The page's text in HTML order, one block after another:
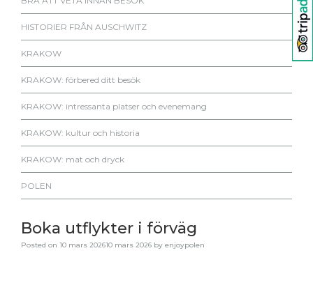
HISTORIER FRÅN AUSCHWITZ
KRAKOW
KRAKOW: förbered ditt besök
KRAKOW: intressanta platser och evenemang
KRAKOW: kultur och historia
KRAKOW: mat och dryck
POLEN
Boka utflykter i förväg
Posted on 10 mars 202610 mars 2026 by enjoypolen